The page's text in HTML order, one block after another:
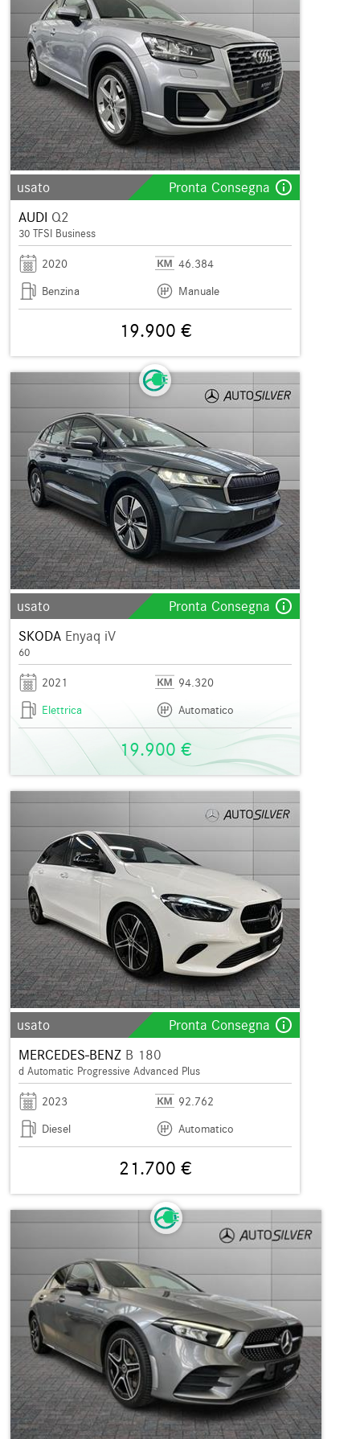
usato Pronta Consegna info_outline
AUDI Q2
30 TFSI Business
2020
46.384
Benzina
Manuale
19.900 €
usato Pronta Consegna info_outline
SKODA Enyaq iV
60
2021
94.320
Elettrica
Automatico
19.900 €
usato Pronta Consegna info_outline
MERCEDES-BENZ B 180
d Automatic Progressive Advanced Plus
2023
92.762
Diesel
Automatico
21.700 €